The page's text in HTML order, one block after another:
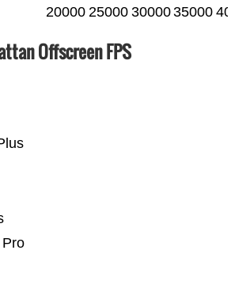
20000 25000 3000035000
Offscreen FPS